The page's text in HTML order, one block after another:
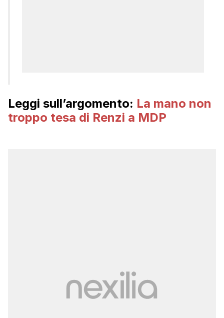
Leggi sull’argomento: La mano non
troppo tesa di Renzi a MDP